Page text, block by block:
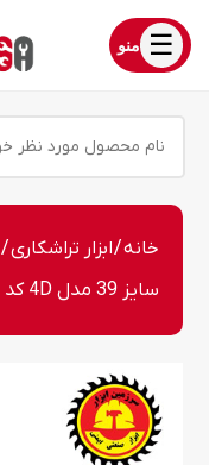
☰ منو
خانه/ابزار تراشکاری/
سایز 39 مدل 4D کد C32-4D39-161WC06